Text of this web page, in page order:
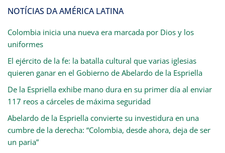
NOTÍCIAS DA AMÉRICA LATINA
Colombia inicia una nueva era marcada por Dios y los
uniformes
El ejército de la fe: la batalla cultural que varias iglesias
quieren ganar en el Gobierno de Abelardo de la Espriella
De la Espriella exhibe mano dura en su primer día al enviar
117 reos a cárceles de máxima seguridad
Abelardo de la Espriella convierte su investidura en una
cumbre de la derecha: “Colombia, desde ahora, deja de ser
un paria”